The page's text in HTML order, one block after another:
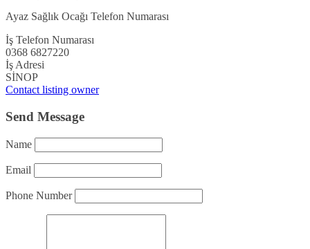
Ayaz Sağlık Ocağı Telefon Numarası
İş Telefon Numarası
0368 6827220
İş Adresi
SİNOP
Contact listing owner
Send Message
Name
Email
Phone Number